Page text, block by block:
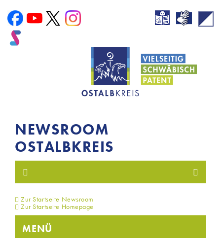
NEWSROOM
OSTALBKREIS
Zur Startseite Newsroom
Zur Startseite Homepage
MENÜ